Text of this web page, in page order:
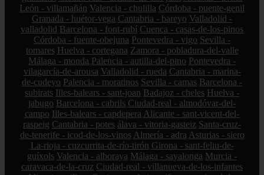
León - villamañán Valencia - chulilla Córdoba - puente-genil
Granada - huétor-vega Cantabria - bareyo Valladolid -
valladolid Barcelona - font-rubí Cuenca - casas-de-los-pinos
Córdoba - fuente-obejuna Pontevedra - vigo Sevilla -
tomares Huelva - cortegana Zamora - pobladura-del-valle
Málaga - monda Palencia - autilla-del-pino Pontevedra -
vilagarcía-de-arousa Valladolid - rueda Cantabria - marina-
de-cudeyo Palencia - moratinos Sevilla - camas Barcelona -
subirats Illes-balears - sant-joan Badajoz - cheles Huelva -
jabugo Barcelona - cabrils Ciudad-real - almodóvar-del-
campo Illes-balears - capdepera Alicante - sant-vicent-del-
raspeig Cantabria - potes álava - vitoria-gasteiz Santa-cruz-
de-tenerife - icod-de-los-vinos Almería - adra Asturias - siero
La-rioja - cuzcurrita-de-río-tirón Girona - sant-feliu-de-
guíxols Valencia - alboraya Málaga - sayalonga Murcia -
caravaca-de-la-cruz Ciudad-real - villanueva-de-los-infantes